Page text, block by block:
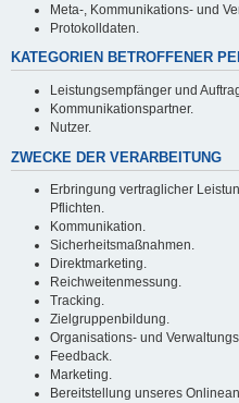
Meta-, Kommunikations- und
Protokolldaten.
KATEGORIEN BETROFFENER
Leistungsempfänger und
Kommunikationspartner.
Nutzer.
ZWECKE DER VERARBEITUNG
Erbringung vertraglicher
Pflichten.
Kommunikation.
Sicherheitsmaßnahmen.
Direktmarketing.
Reichweitenmessung.
Tracking.
Zielgruppenbildung.
Organisations- und
Feedback.
Marketing.
Bereitstellung unseres